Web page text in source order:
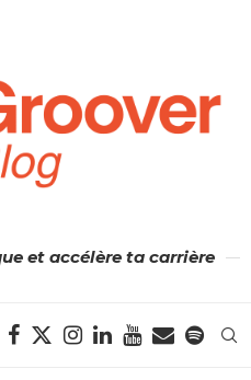
et accélère ta carrière